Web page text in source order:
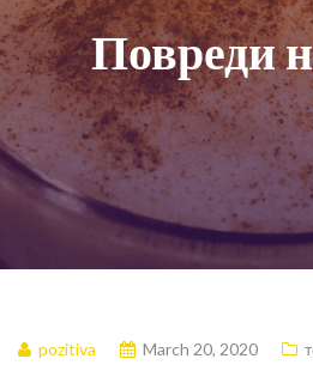
Повреди
pozitiva March 20, 2020